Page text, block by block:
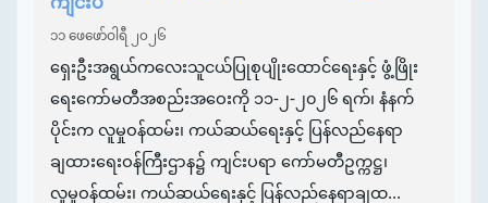
၁၁ ဖေဖော်ဝါရီ ၂၀၂၆
ရှေးဦးအရွယ်ကလေးသူငယ်ပြုစုပျိုးထောင်ရေးနှင့် ဖွံ့ဖြိုး
ရေးကော်မတီအစည်းအဝေးကို ၁၁-၂-၂၀၂၆ ရက်၊ နံနက်
ပိုင်းက လူမှုဝန်ထမ်း၊ ကယ်ဆယ်ရေးနှင့် ပြန်လည်နေရာ
ချထားရေးဝန်ကြီးဌာန၌ ကျင်းပရာ ကော်မတီဥက္ကဋ္ဌ၊
လူမှုဝန်ထမ်း၊ ကယ်ဆယ်ရေးနှင့် ပြန်လည်နေရာချထ...